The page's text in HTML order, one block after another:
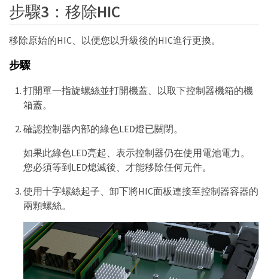
步驟3：移除HIC
移除原始的HIC、以便您以升級後的HIC進行更換。
步驟
打開單一指旋螺絲並打開機蓋、以取下控制器機箱的機
箱蓋。
確認控制器內部的綠色LED燈已關閉。
如果此綠色LED亮起、表示控制器仍在使用電池電力。
您必須等到LED熄滅後、才能移除任何元件。
使用十字螺絲起子、卸下將HIC面板連接至控制器容器的
兩顆螺絲。